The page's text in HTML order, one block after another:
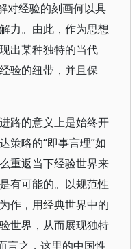
对经验的刻画何以具
力。由此，作为思想
出某种独特的当代
验的纽带，并且保
路的意义上是始终开
策略的“即事言理”如
重返当下经验世界来
有可能的。以规范性
作，用经典世界中的
世界，从而展现独特
言之，这里的中国性